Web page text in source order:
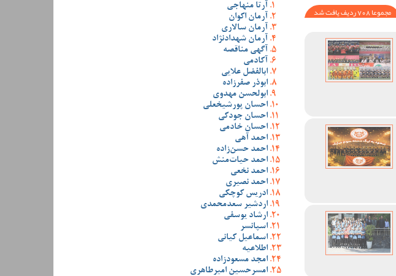
مجموعا 708 ردیف یافت شد
آرتا منهاجی
آرمان اکوان
آرمان سالاری
آرمان شهدادنژاد
آگهی مناقصه
آکادمی
ابالفضل علایی
ابوذر صفرزاده
ابولحسن مهدوی
احسان پورشیخعلی
احسان جودکی
احسان خادمی
احمد آهی
احمد حسن‌زاده
احمد حیات‌منش
احمد نخعی
احمد نصیری
ادریس کوچکی
اردشیر سعدمحمدی
ارشاد یوسفی
اسپانسر
اسماعیل کیانی
اطلاعیه
امجد مسعودزاده
امسرحسین امیرطاهری